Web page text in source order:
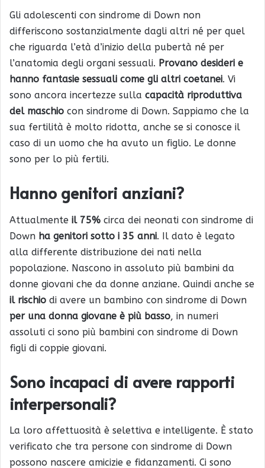
Gli adolescenti con sindrome di Down non
differiscono sostanzialmente dagli altri né per quel
che riguarda l’età d’inizio della pubertà né per
l’anatomia degli organi sessuali. Provano desideri e
hanno fantasie sessuali come gli altri coetanei. Vi
sono ancora incertezze sulla capacità riproduttiva
del maschio con sindrome di Down. Sappiamo che la
sua fertilità è molto ridotta, anche se si conosce il
caso di un uomo che ha avuto un figlio. Le donne
sono per lo più fertili.
Hanno genitori anziani?
Attualmente il 75% circa dei neonati con sindrome di
Down ha genitori sotto i 35 anni. Il dato è legato
alla differente distribuzione dei nati nella
popolazione. Nascono in assoluto più bambini da
donne giovani che da donne anziane. Quindi anche se
il rischio di avere un bambino con sindrome di Down
per una donna giovane è più basso, in numeri
assoluti ci sono più bambini con sindrome di Down
figli di coppie giovani.
Sono incapaci di avere rapporti
interpersonali?
La loro affettuosità è selettiva e intelligente. È stato
verificato che tra persone con sindrome di Down
possono nascere amicizie e fidanzamenti. Ci sono